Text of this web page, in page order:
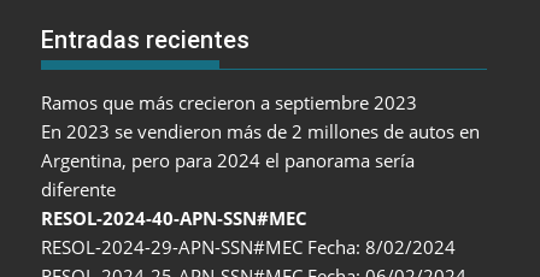
Entradas recientes
Ramos que más crecieron a septiembre 2023
En 2023 se vendieron más de 2 millones de autos en
Argentina, pero para 2024 el panorama sería
diferente
RESOL-2024-40-APN-SSN#MEC
RESOL-2024-29-APN-SSN#MEC Fecha: 8/02/2024